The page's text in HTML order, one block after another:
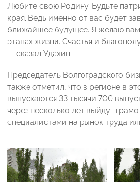
Любите свою Родину. Будьте
края. Ведь именно от вас будет
ближайшее будущее. Я желаю вам
этапах жизни. Счастья и
— сказал Удахин.
Председатель Волгоградского
также отметил, что в регионе в
выпускаются 33 тысячи 700
через несколько лет выйдут
специалистами на рынок труда